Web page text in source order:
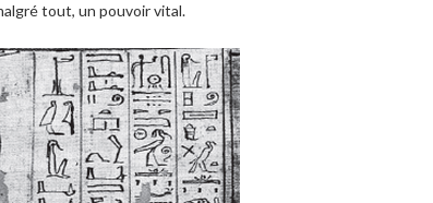
tout, un pouvoir vital.